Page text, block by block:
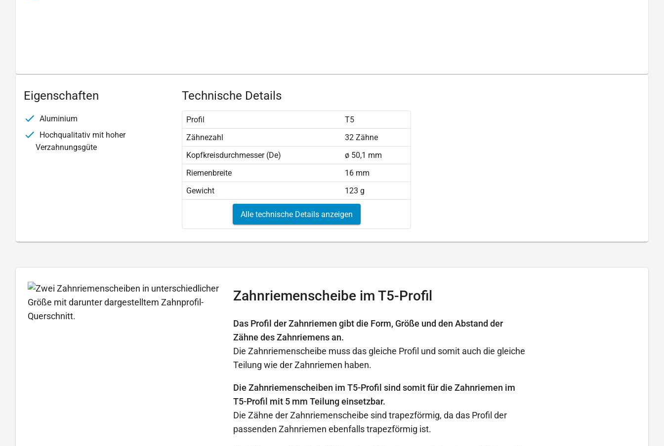
Eigenschaften
Aluminium
Hochqualitativ mit hoher
Verzahnungsgüte
Technische Details
Profil
T5
Zähnezahl
32 Zähne
Kopfkreisdurchmesser (De)
ø 50,1 mm
Riemenbreite
16 mm
Gewicht
123 g
Alle technische Details anzeigen
Zahnriemenscheibe im T5-Profil
Das Profil der Zahnriemen gibt die Form, Größe und den Abstand der
Zähne des Zahnriemens an.
Die Zahnriemenscheibe muss das gleiche Profil und somit auch die gleiche
Teilung wie der Zahnriemen haben.
Die Zahnriemenscheiben im T5-Profil sind somit für die Zahnriemen im
T5-Profil mit 5 mm Teilung einsetzbar.
Die Zähne der Zahnriemenscheibe sind trapezförmig, da das Profil der
passenden Zahnriemen ebenfalls trapezförmig ist.